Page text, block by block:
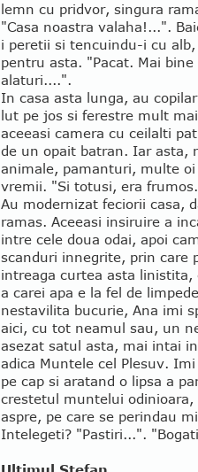
lemn cu pridvor, singura
"Casa noastra valaha!...".
i peretii si tencuindu-i cu
pentru asta. "Pacat. Mai
alaturi....".
In casa asta lunga, au
lut pe jos si ferestre mult
aceeasi camera cu ceilalti
de un opait batran. Iar asta,
animale, pamanturi, multe
vremii. "Si totusi, era
Au modernizat feciorii casa,
ramas. Aceeasi insiruire a
intre cele doua odai, apoi
scanduri innegrite, prin care
intreaga curtea asta
a carei apa e la fel de
nestavilita bucurie, Ana imi
aici, cu tot neamul sau, un
asezat satul asta, mai intai
adica Muntele cel Plesuv.
pe cap si aratand o lipsa a
crestetul muntelui
aspre, pe care se perindau
Intelegeti? "Pastiri...".